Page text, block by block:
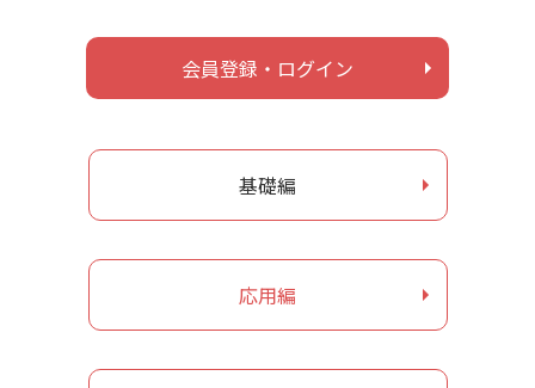
会員登録 / ログイン
よくあるご質問
会員登録・ログイン
基礎編
応用編